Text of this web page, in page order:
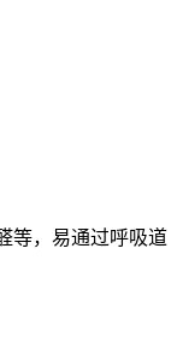
，易通过呼吸道